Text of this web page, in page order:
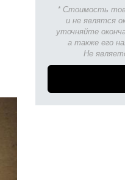
* Стоимость
и не являтся
уточняйте
а также его
Не